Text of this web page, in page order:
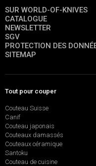
SUR WORLD-OF-KNIVES
CATALOGUE
NEWSLETTER
SGV
PROTECTION DES
SITEMAP
Tout pour couper
Couteau Suisse
Canif
Couteau japonais
Couteaux damassés
Couteaux céramique
Santoku
Couteau de cuisine